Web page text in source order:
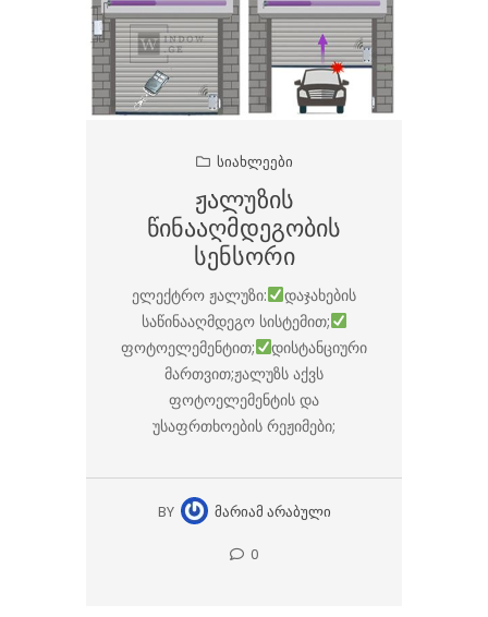
ᲡᲘᲐᲮᲚᲔᲔᲑᲘ
Ჟალუზის
Წინააღმდეგობის
Სენსორი
ელექტრო ჟალუზი:
დაჯახების
საწინააღმდეგო სისტემით;
ფოტოელემენტით;
დისტანციური
მართვით;ჟალუზს აქვს
ფოტოელემენტის და
უსაფრთხოების რეჟიმები;
BY ᲛᲐᲠᲘᲐᲛ ᲐᲠᲐᲑᲣᲚᲘ
0